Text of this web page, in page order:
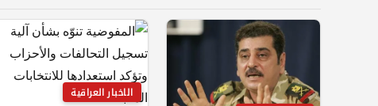
الاخبار العراقية